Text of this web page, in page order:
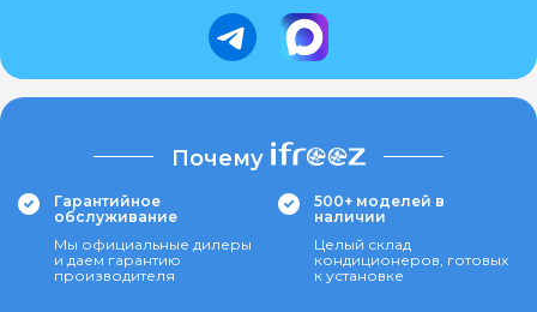
Почему
Гарантийное
обслуживание
Мы официальные дилеры
и даем гарантию
производителя
500+ моделей в
наличии
Целый склад
кондиционеров, готовых
к установке